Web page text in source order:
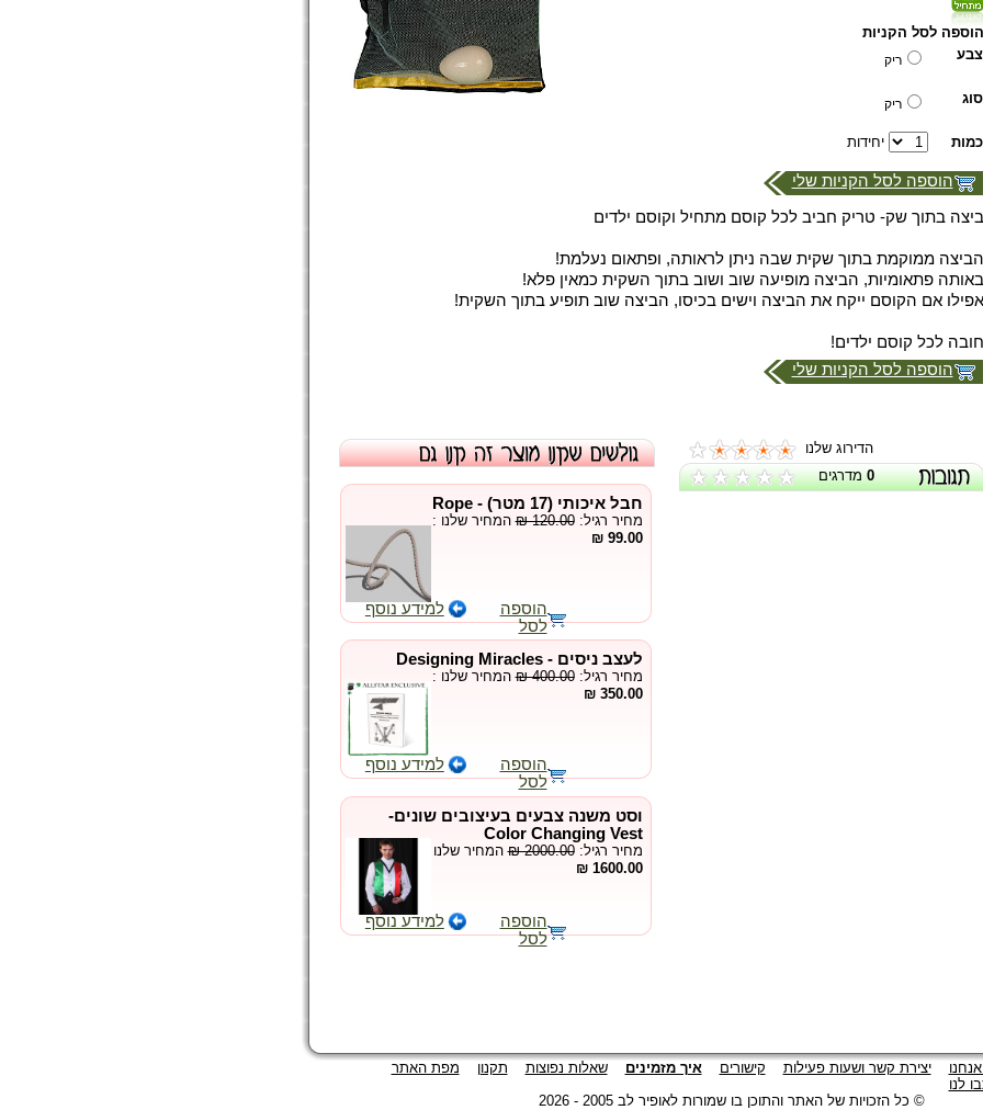
הוספה לסל הקניות
צבע
ריק
סוג ריק
כמות יחידות
הוספה לסל הקניות שלי
ביצה בתוך שק- טריק חביב לכל קוסם מתחיל וקוסם ילדים
הביצה ממוקמת בתוך שקית שבה ניתן לראותה, ופתאום נעלמת!
באותה פתאומיות, הביצה מופיעה שוב ושוב בתוך השקית כמאין פלא!
אפילו אם הקוסם ייקח את הביצה וישים בכיסו, הביצה שוב תופיע בתוך השקית!
חובה לכל קוסם ילדים!
הוספה לסל הקניות שלי
הדירוג שלנו
0מדרגים
חבל איכותי (17 מטר) - Rope
מחיר רגיל:₪ 120.00המחיר שלנו :
99.00 ₪
הוספה
לסל
למידע נוסף
לעצב ניסים - Designing Miracles
מחיר רגיל:₪ 400.00המחיר שלנו :
350.00 ₪
הוספה
לסל
למידע נוסף
וסט משנה צבעים בעיצובים שונים-
Color Changing Vest
מחיר רגיל:₪ 2000.00המחיר שלנו :
1600.00 ₪
הוספה
לסל
למידע נוסף
יצירת קשר ושעות פעילות קישורים איך מזמינים שאלות נפוצות תקנון
מפת האתר
לנו
© כל הזכויות של האתר והתוכן בו שמורות לאופיר לב 2005 - 2026